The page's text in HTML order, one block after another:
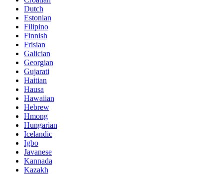
Dutch
Estonian
Filipino
Finnish
Frisian
Galician
Georgian
Gujarati
Haitian
Hausa
Hawaiian
Hebrew
Hmong
Hungarian
Icelandic
Igbo
Javanese
Kannada
Kazakh